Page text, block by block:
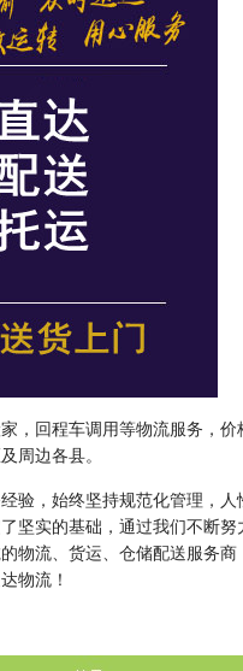
，回程车调用等物流服务，
周边各县。
验，始终坚持规范化管理，
坚实的基础，通过我们不断努
物流、货运、仓储配送服务
物流！